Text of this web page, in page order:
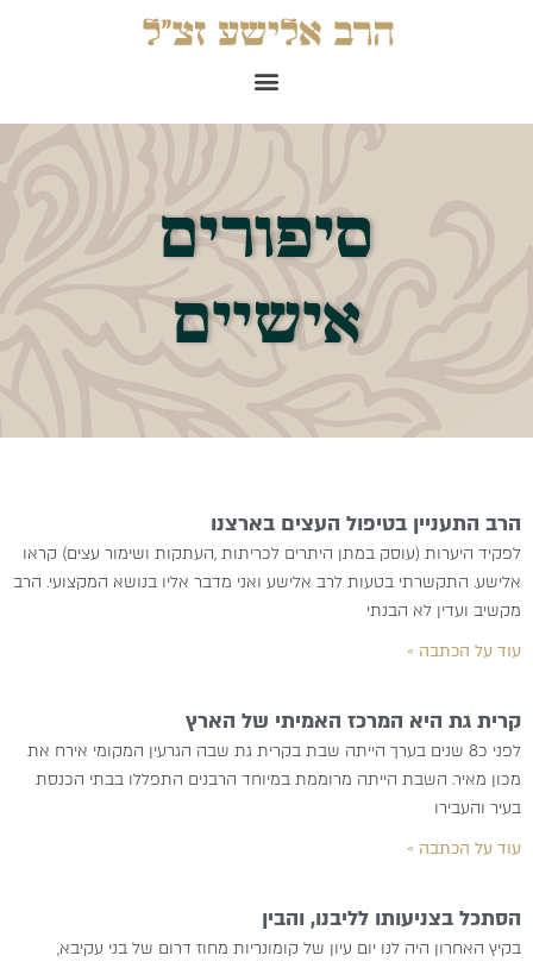
תפריט
סיפורים
אישיים
הרב התעניין בטיפול העצים בארצנו
לפקיד היערות (עוסק במתן היתרים לכריתות ,העתקות ושימור עצים) קראו
אלישע. התקשרתי בטעות לרב אלישע ואני מדבר אליו בנושא המקצועי. הרב
מקשיב ועדין לא הבנתי
עוד על הכתבה »
קרית גת היא המרכז האמיתי של הארץ
לפני כ8 שנים בערך הייתה שבת בקרית גת שבה הגרעין המקומי אירח את
מכון מאיר. השבת הייתה מרוממת במיוחד הרבנים התפללו בבתי הכנסת
בעיר והעבירו
עוד על הכתבה »
הסתכל בצניעותו לליבנו, והבין
בקיץ האחרון היה לנו יום עיון של קומונריות מחוז דרום של בני עקיבא,
עמודעמוד